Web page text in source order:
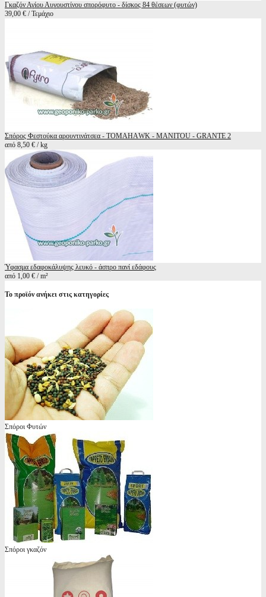
Γκαζόν Αγίου Αυγουστίνου σπορόφυτο - δίσκος 84 θέσεων (φυτών)
39,00 € / Τεμάχιο
Σπόρος Φεστούκα αρουντινάτσεα - TOMAΗΑWK - MANITOU - GRANTE 2
από 8,50 € / kg
Ύφασμα εδαφοκάλυψης λευκό - άσπρο πανί εδάφους
από 1,00 € / m²
Το προϊόν ανήκει στις κατηγορίες
Σπόροι Φυτών
Σπόροι γκαζόν